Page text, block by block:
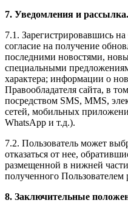
7. Уведомления и рассылка.
7.1. Зарегистрировавшись
согласие на получение
последними новостями,
специальными
характера; информации о
Правообладателя сайта, в
посредством SMS, MMS,
сетей, мобильных
WhatsApp и т.д.).
7.2. Пользователь может
отказаться от нее,
размещенной в нижней
полученного Пользователем
8. Заключительные